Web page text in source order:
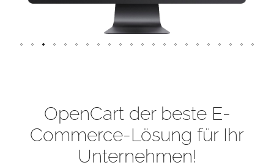
OpenCart der beste E-
Commerce-Lösung für Ihr
Unternehmen!